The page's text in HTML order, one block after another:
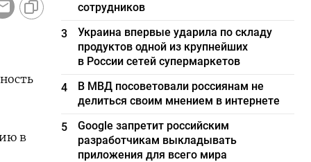
в
сотрудников
3
Украина впервые ударила по складу
продуктов одной из крупнейших
в России сетей супермаркетов
4
В МВД посоветовали россиянам не
делиться своим мнением в интернете
5
Google запретит российским
разработчикам выкладывать
приложения для всего мира